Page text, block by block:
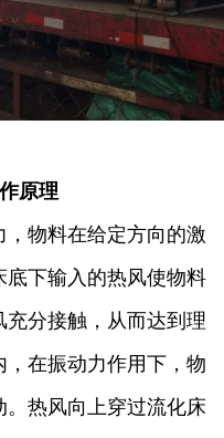
原理
物料在给定方向的激
下输入的热风使物料
分接触，从而达到理
在振动力作用下，物
热风向上穿过流化床